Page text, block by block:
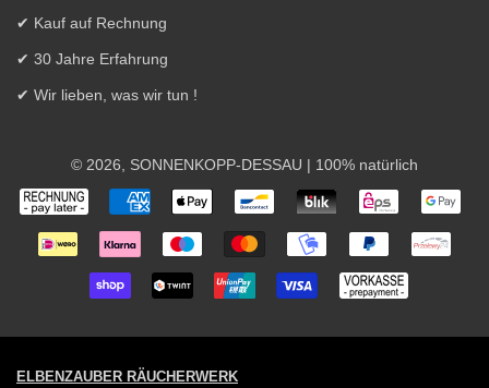
✔ Kauf auf Rechnung
✔ 30 Jahre Erfahrung
✔ Wir lieben, was wir tun !
© 2026, SONNENKOPP-DESSAU | 100% natürlich
Zahlungsarten
ELBENZAUBER RÄUCHERWERK